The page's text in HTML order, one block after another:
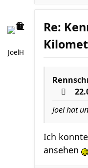
JoelH
Re:
Joel hat
Ich
ansehen